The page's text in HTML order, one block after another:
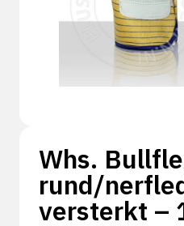
Whs.
rund/
versterkt –